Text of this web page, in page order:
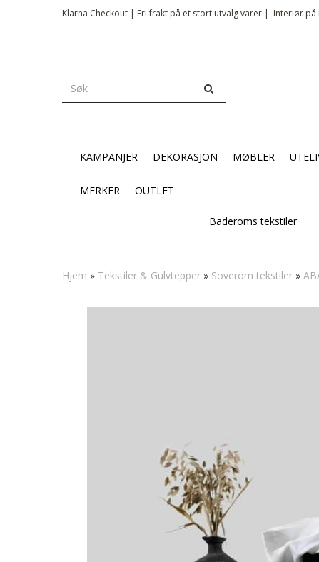
Klarna Checkout | Fri frakt på et stort utvalg varer | Interiør på
KAMPANJER DEKORASJON MØBLER
MERKER OUTLET
Baderoms tekstiler
Hjem » Tekstiler & Gulvtepper » Soverom tekstiler »